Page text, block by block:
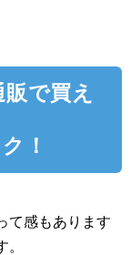
で買え
！
て感もあります